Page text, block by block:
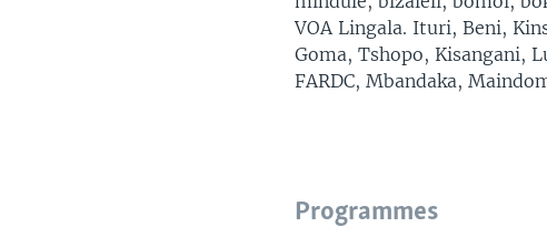
VOA Lingala. Ituri, Beni,
Goma, Tshopo, Kisangani,
FARDC, Mbandaka,
Programmes